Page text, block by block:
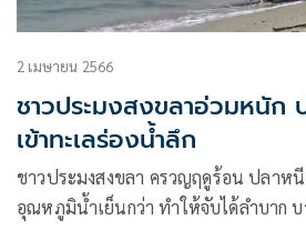
2 เมษายน 2566
ชาวประมงสงขลาอ่วมหนัก
เข้าทะเลร่องน้ำลึก
ชาวประมงสงขลา ครวญฤดูร้อน ปลาห
อุณหภูมิน้ำเย็นกว่า ทำให้จับได้ลำบาก บ